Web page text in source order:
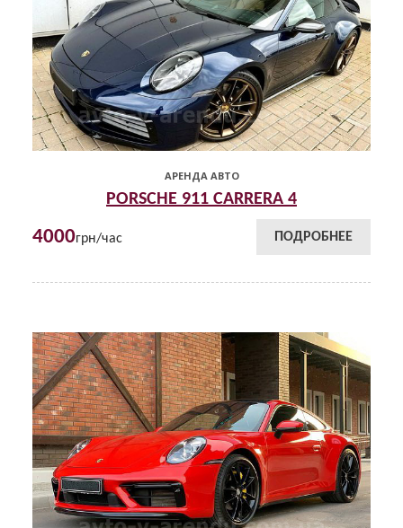
АРЕНДА АВТО
PORSCHE 911 CARRERA 4
4000грн/час ПОДРОБНЕЕ